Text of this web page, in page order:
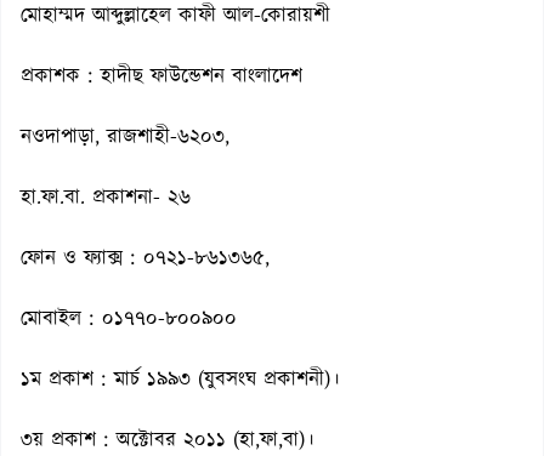
মোহাম্মদ আব্দুল্লাহেল কাফী আল-কোরায়শী
প্রকাশক : হাদীছ ফাউন্ডেশন বাংলাদেশ
নওদাপাড়া, রাজশাহী-৬২০৩,
হা.ফা.বা. প্রকাশনা- ২৬
ফোন ও ফ্যাক্স : ০৭২১-৮৬১৩৬৫,
মোবাইল : ০১৭৭০-৮০০৯০০
১ম প্রকাশ : মার্চ ১৯৯৩ (যুবসংঘ প্রকাশনী)।
৩য় প্রকাশ : অক্টোবর ২০১১ (হা,ফা,বা)।